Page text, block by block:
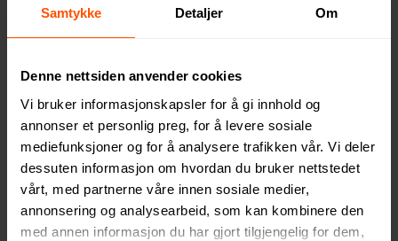
Samtykke Detaljer Om
Denne nettsiden anvender cookies
Vi bruker informasjonskapsler for å gi innhold og
annonser et personlig preg, for å levere sosiale
mediefunksjoner og for å analysere trafikken vår. Vi deler
dessuten informasjon om hvordan du bruker nettstedet
vårt, med partnerne våre innen sosiale medier,
annonsering og analysearbeid, som kan kombinere den
med annen informasjon du har gjort tilgjengelig for dem,
5 3